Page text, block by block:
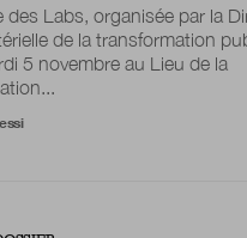
des Labs, organisée par la
de la transformation
5 novembre au Lieu de la